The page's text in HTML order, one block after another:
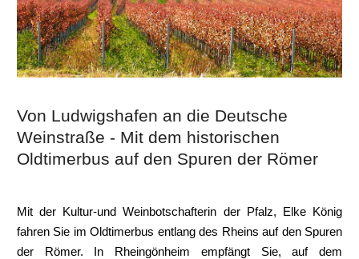
Von Ludwigshafen an die Deutsche
Weinstraße - Mit dem historischen
Oldtimerbus auf den Spuren der Römer
Mit der Kultur-und Weinbotschafterin der Pfalz, Elke König
fahren Sie im Oldtimerbus entlang des Rheins auf den Spuren
der Römer. In Rheingönheim empfängt Sie, auf dem